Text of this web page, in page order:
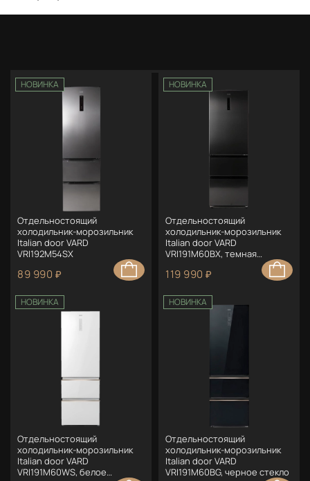
НОВИНКА
Отдельностоящий
холодильник-морозильник
Italian door VARD
VRI192M54SX
89 990 ₽
НОВИНКА
Отдельностоящий
холодильник-морозильник
Italian door VARD
VRI191M60BX, темная
119 990 ₽
НОВИНКА
Отдельностоящий
холодильник-морозильник
Italian door VARD
VRI191M60WS, белое
НОВИНКА
Отдельностоящий
холодильник-морозильник
Italian door VARD
VRI191M60BG, черное стекло